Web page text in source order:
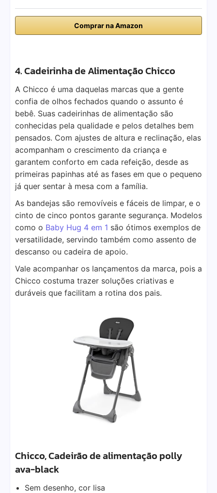
Comprar na Amazon
4. Cadeirinha de Alimentação Chicco
A Chicco é uma daquelas marcas que a gente
confia de olhos fechados quando o assunto é
bebê. Suas cadeirinhas de alimentação são
conhecidas pela qualidade e pelos detalhes bem
pensados. Com ajustes de altura e reclinação, elas
acompanham o crescimento da criança e
garantem conforto em cada refeição, desde as
primeiras papinhas até as fases em que o pequeno
já quer sentar à mesa com a família.
As bandejas são removíveis e fáceis de limpar, e o
cinto de cinco pontos garante segurança. Modelos
como o Baby Hug 4 em 1 são ótimos exemplos de
versatilidade, servindo também como assento de
descanso ou cadeira de apoio.
Vale acompanhar os lançamentos da marca, pois a
Chicco costuma trazer soluções criativas e
duráveis que facilitam a rotina dos pais.
Chicco, Cadeirão de alimentação polly
ava-black
Sem desenho, cor lisa